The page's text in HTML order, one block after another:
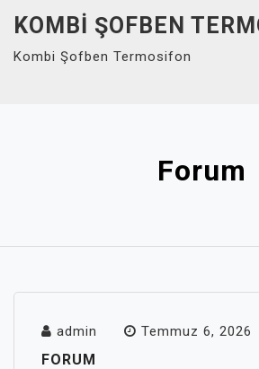
content
KOMBI ŞOFBEN
Kombi Şofben Termosifon
Forum
admin Temmuz 6, 2026
FORUM